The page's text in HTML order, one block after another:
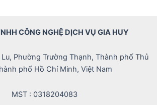
CÔNG NGHỆ DỊCH VỤ GIA HUY
Phường Trường Thạnh, Thành phố Thủ
phố Hồ Chí Minh, Việt Nam
MST : 0318204083